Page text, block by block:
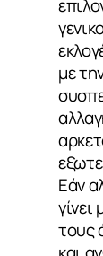
με
Εάν
τους